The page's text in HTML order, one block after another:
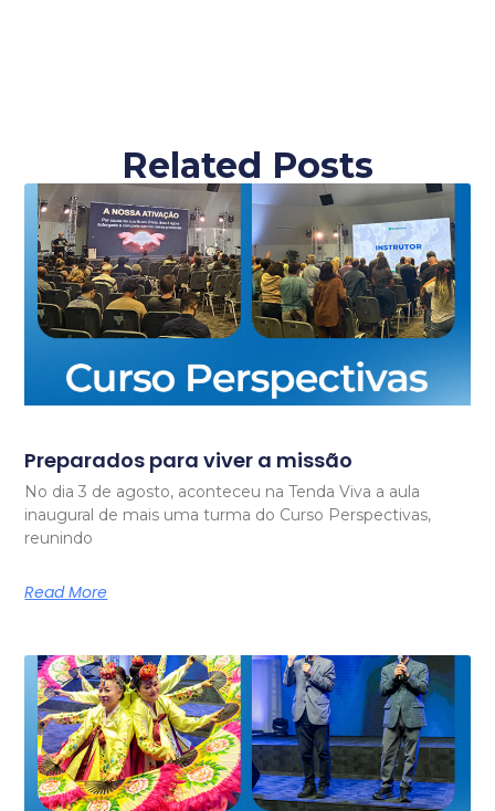
Related Posts
Preparados para viver a missão
No dia 3 de agosto, aconteceu na Tenda Viva a aula
inaugural de mais uma turma do Curso Perspectivas,
reunindo
Read More